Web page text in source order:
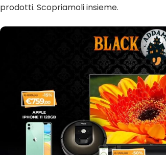
prodotti. Scopriamoli insieme.